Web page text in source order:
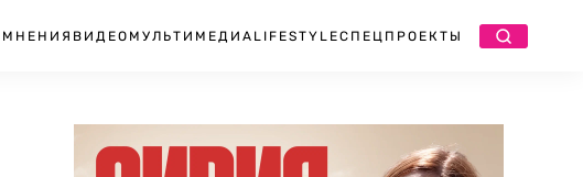
МНЕНИЯ ВИДЕО МУЛЬТИМЕДИА LIFESTYLEСПЕЦПРОЕКТЫ